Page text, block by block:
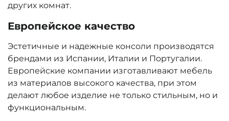
других комнат.
Европейское качество
Эстетичные и надежные консоли производятся
брендами из Испании, Италии и Португалии.
Европейские компании изготавливают мебель
из материалов высокого качества, при этом
делают любое изделие не только стильным, но и
функциональным.